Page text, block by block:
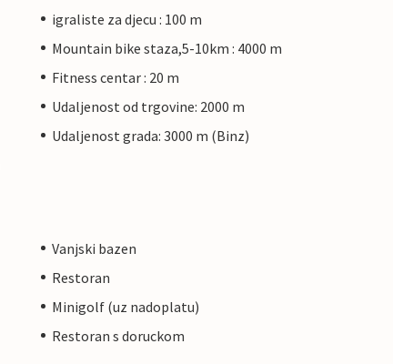
igraliste za djecu : 100 m
Mountain bike staza,5-10km : 4000 m
Fitness centar : 20 m
Udaljenost od trgovine: 2000 m
Udaljenost grada: 3000 m (Binz)
Vanjski bazen
Restoran
Minigolf (uz nadoplatu)
Restoran s doruckom